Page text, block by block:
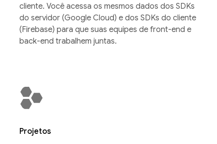
cliente. Você acessa os mesmos dados dos SDKs
do servidor (Google Cloud) e dos SDKs do cliente
(Firebase) para que suas equipes de front-end e
back-end trabalhem juntas.
Projetos